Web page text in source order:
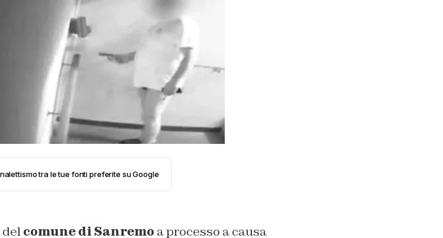
tra le tue fonti preferite su Google
delcomune di Sanremo a processo a causa